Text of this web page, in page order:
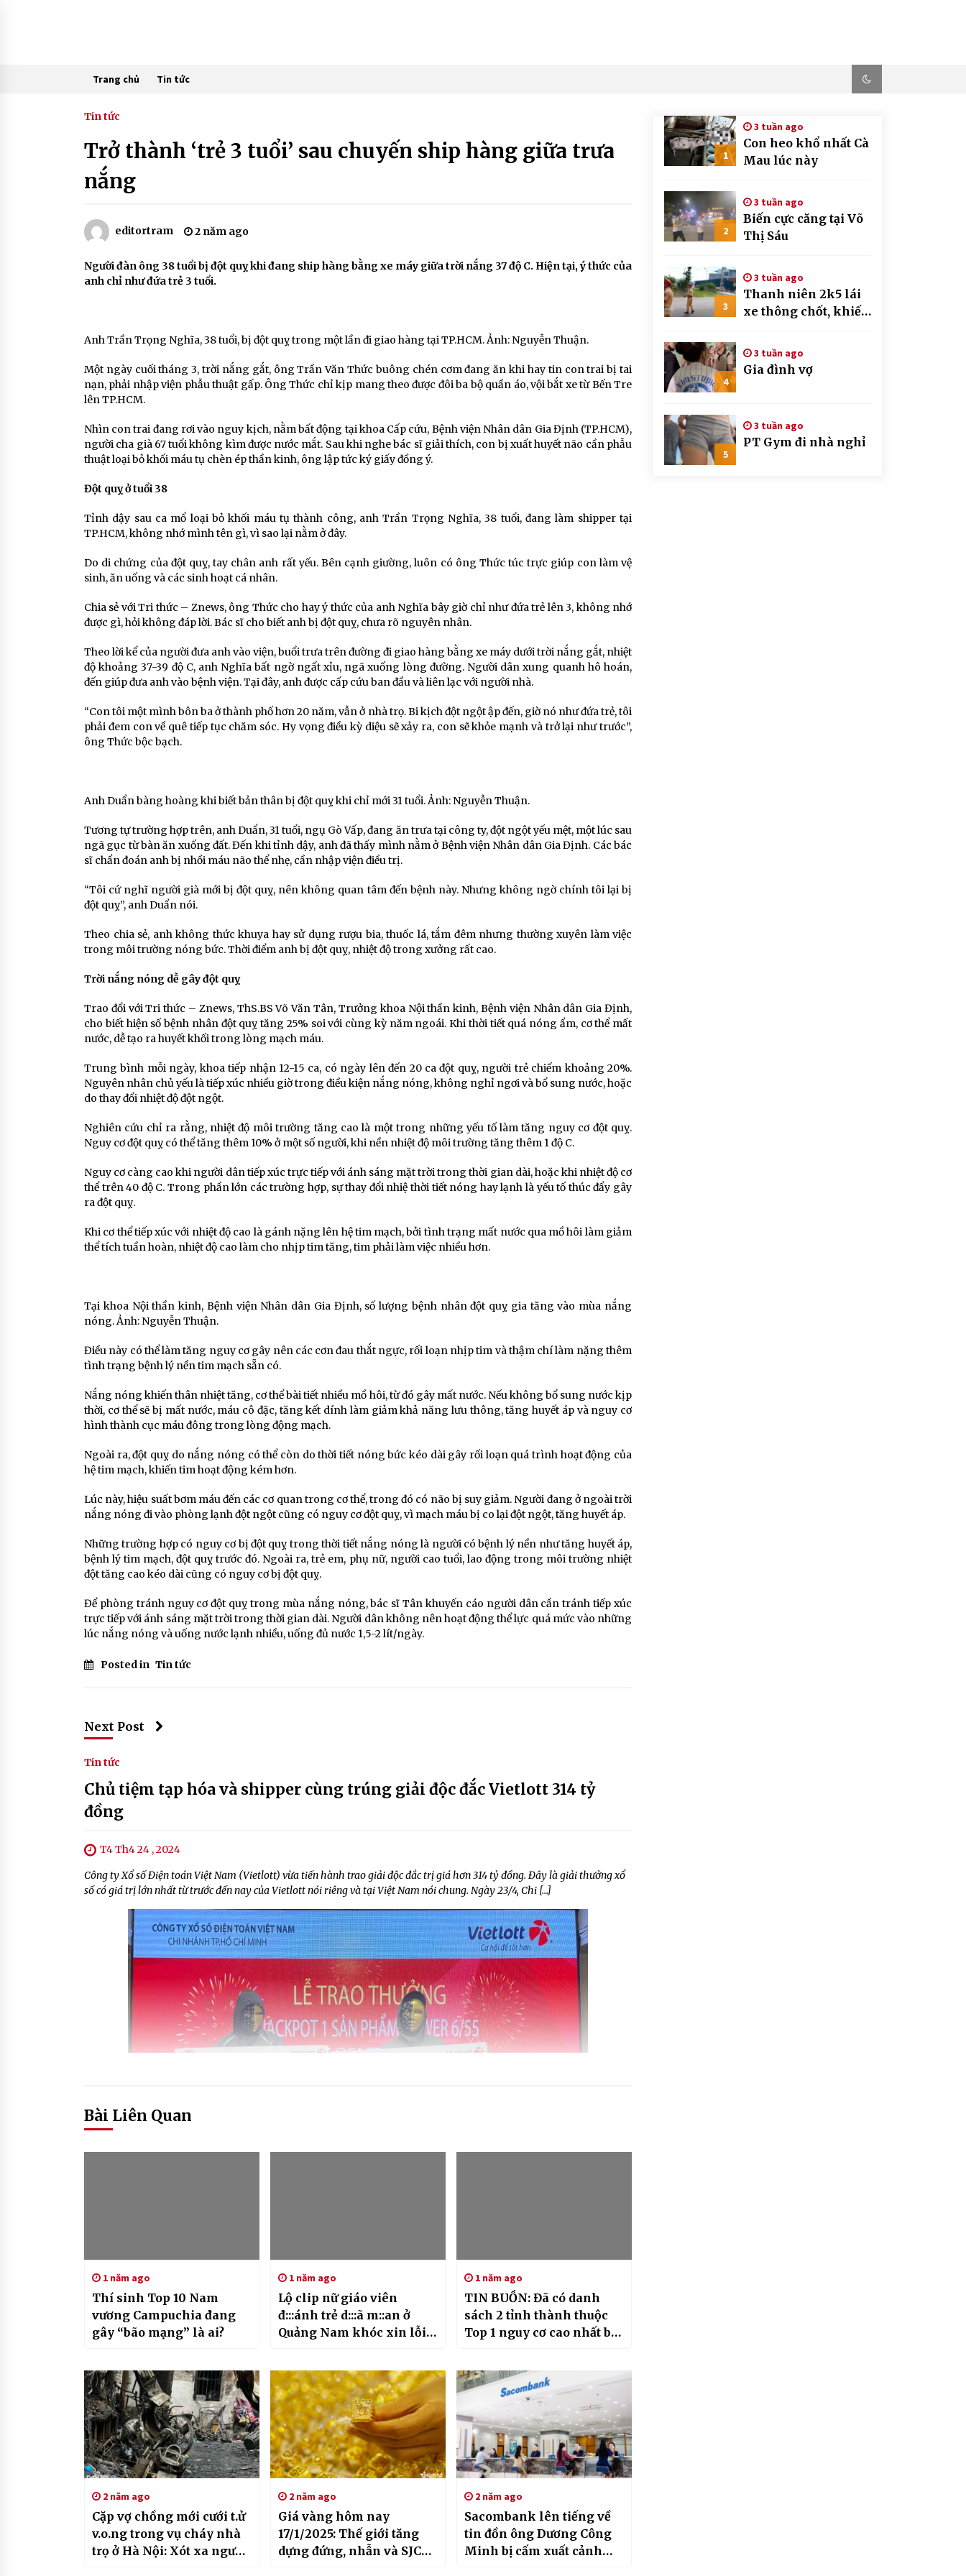
Trang chủ Tin tức
Tin tức
Trở thành ‘trẻ 3 tuổi’ sau chuyến ship hàng giữa trưa
nắng
editortram 2 năm ago
Người đàn ông 38 tuổi bị đột quỵ khi đang ship hàng bằng xe máy giữa trời nắng 37 độ C. Hiện tại, ý thức của
anh chỉ như đứa trẻ 3 tuổi.
Anh Trần Trọng Nghĩa, 38 tuổi, bị đột quỵ trong một lần đi giao hàng tại TP.HCM. Ảnh: Nguyễn Thuận.
Một ngày cuối tháng 3, trời nắng gắt, ông Trần Văn Thức buông chén cơm đang ăn khi hay tin con trai bị tai
nạn, phải nhập viện phẫu thuật gấp. Ông Thức chỉ kịp mang theo được đôi ba bộ quần áo, vội bắt xe từ Bến Tre
lên TP.HCM.
Nhìn con trai đang rơi vào nguy kịch, nằm bất động tại khoa Cấp cứu, Bệnh viện Nhân dân Gia Định (TP.HCM),
người cha già 67 tuổi không kìm được nước mắt. Sau khi nghe bác sĩ giải thích, con bị xuất huyết não cần phẫu
thuật loại bỏ khối máu tụ chèn ép thần kinh, ông lập tức ký giấy đồng ý.
Đột quỵ ở tuổi 38
Tỉnh dậy sau ca mổ loại bỏ khối máu tụ thành công, anh Trần Trọng Nghĩa, 38 tuổi, đang làm shipper tại
TP.HCM, không nhớ mình tên gì, vì sao lại nằm ở đây.
Do di chứng của đột quỵ, tay chân anh rất yếu. Bên cạnh giường, luôn có ông Thức túc trực giúp con làm vệ
sinh, ăn uống và các sinh hoạt cá nhân.
Chia sẻ với Tri thức – Znews, ông Thức cho hay ý thức của anh Nghĩa bây giờ chỉ như đứa trẻ lên 3, không nhớ
được gì, hỏi không đáp lời. Bác sĩ cho biết anh bị đột quỵ, chưa rõ nguyên nhân.
Theo lời kể của người đưa anh vào viện, buổi trưa trên đường đi giao hàng bằng xe máy dưới trời nắng gắt, nhiệt
độ khoảng 37-39 độ C, anh Nghĩa bất ngờ ngất xỉu, ngã xuống lòng đường. Người dân xung quanh hô hoán,
đến giúp đưa anh vào bệnh viện. Tại đây, anh được cấp cứu ban đầu và liên lạc với người nhà.
“Con tôi một mình bôn ba ở thành phố hơn 20 năm, vẫn ở nhà trọ. Bi kịch đột ngột ập đến, giờ nó như đứa trẻ, tôi
phải đem con về quê tiếp tục chăm sóc. Hy vọng điều kỳ diệu sẽ xảy ra, con sẽ khỏe mạnh và trở lại như trước”,
ông Thức bộc bạch.
Anh Duẩn bàng hoàng khi biết bản thân bị đột quỵ khi chỉ mới 31 tuổi. Ảnh: Nguyễn Thuận.
Tương tự trường hợp trên, anh Duẩn, 31 tuổi, ngụ Gò Vấp, đang ăn trưa tại công ty, đột ngột yếu mệt, một lúc sau
ngã gục từ bàn ăn xuống đất. Đến khi tỉnh dậy, anh đã thấy mình nằm ở Bệnh viện Nhân dân Gia Định. Các bác
sĩ chẩn đoán anh bị nhồi máu não thể nhẹ, cần nhập viện điều trị.
“Tôi cứ nghĩ người già mới bị đột quỵ, nên không quan tâm đến bệnh này. Nhưng không ngờ chính tôi lại bị
đột quỵ”, anh Duẩn nói.
Theo chia sẻ, anh không thức khuya hay sử dụng rượu bia, thuốc lá, tắm đêm nhưng thường xuyên làm việc
trong môi trường nóng bức. Thời điểm anh bị đột quỵ, nhiệt độ trong xưởng rất cao.
Trời nắng nóng dễ gây đột quỵ
Trao đổi với Tri thức – Znews, ThS.BS Võ Văn Tân, Trưởng khoa Nội thần kinh, Bệnh viện Nhân dân Gia Định,
cho biết hiện số bệnh nhân đột quỵ tăng 25% soi với cùng kỳ năm ngoái. Khi thời tiết quá nóng ẩm, cơ thể mất
nước, dễ tạo ra huyết khối trong lòng mạch máu.
Trung bình mỗi ngày, khoa tiếp nhận 12-15 ca, có ngày lên đến 20 ca đột quỵ, người trẻ chiếm khoảng 20%.
Nguyên nhân chủ yếu là tiếp xúc nhiều giờ trong điều kiện nắng nóng, không nghỉ ngơi và bổ sung nước, hoặc
do thay đổi nhiệt độ đột ngột.
Nghiên cứu chỉ ra rằng, nhiệt độ môi trường tăng cao là một trong những yếu tố làm tăng nguy cơ đột quỵ.
Nguy cơ đột quỵ có thể tăng thêm 10% ở một số người, khi nền nhiệt độ môi trường tăng thêm 1 độ C.
Nguy cơ càng cao khi người dân tiếp xúc trực tiếp với ánh sáng mặt trời trong thời gian dài, hoặc khi nhiệt độ cơ
thể trên 40 độ C. Trong phần lớn các trường hợp, sự thay đổi nhiệ thời tiết nóng hay lạnh là yếu tố thúc đẩy gây
ra đột quỵ.
Khi cơ thể tiếp xúc với nhiệt độ cao là gánh nặng lên hệ tim mạch, bởi tình trạng mất nước qua mồ hôi làm giảm
thể tích tuần hoàn, nhiệt độ cao làm cho nhịp tim tăng, tim phải làm việc nhiều hơn.
Tại khoa Nội thần kinh, Bệnh viện Nhân dân Gia Định, số lượng bệnh nhân đột quỵ gia tăng vào mùa nắng
nóng. Ảnh: Nguyễn Thuận.
Điều này có thể làm tăng nguy cơ gây nên các cơn đau thắt ngực, rối loạn nhịp tim và thậm chí làm nặng thêm
tình trạng bệnh lý nền tim mạch sẵn có.
Nắng nóng khiến thân nhiệt tăng, cơ thể bài tiết nhiều mồ hôi, từ đó gây mất nước. Nếu không bổ sung nước kịp
thời, cơ thể sẽ bị mất nước, máu cô đặc, tăng kết dính làm giảm khả năng lưu thông, tăng huyết áp và nguy cơ
hình thành cục máu đông trong lòng động mạch.
Ngoài ra, đột quỵ do nắng nóng có thể còn do thời tiết nóng bức kéo dài gây rối loạn quá trình hoạt động của
hệ tim mạch, khiến tim hoạt động kém hơn.
Lúc này, hiệu suất bơm máu đến các cơ quan trong cơ thể, trong đó có não bị suy giảm. Người đang ở ngoài trời
nắng nóng đi vào phòng lạnh đột ngột cũng có nguy cơ đột quỵ, vì mạch máu bị co lại đột ngột, tăng huyết áp.
Những trường hợp có nguy cơ bị đột quỵ trong thời tiết nắng nóng là người có bệnh lý nền như tăng huyết áp,
bệnh lý tim mạch, đột quỵ trước đó. Ngoài ra, trẻ em, phụ nữ, người cao tuổi, lao động trong môi trường nhiệt
đột tăng cao kéo dài cũng có nguy cơ bị đột quỵ.
Để phòng tránh nguy cơ đột quỵ trong mùa nắng nóng, bác sĩ Tân khuyến cáo người dân cần tránh tiếp xúc
trực tiếp với ánh sáng mặt trời trong thời gian dài. Người dân không nên hoạt động thể lực quá mức vào những
lúc nắng nóng và uống nước lạnh nhiều, uống đủ nước 1,5-2 lít/ngày.
Posted in Tin tức
Next Post
Tin tức
Chủ tiệm tạp hóa và shipper cùng trúng giải độc đắc Vietlott 314 tỷ
đồng
T4 Th4 24 , 2024
Công ty Xổ số Điện toán Việt Nam (Vietlott) vừa tiến hành trao giải độc đắc trị giá hơn 314 tỷ đồng. Đây là giải thưởng xổ
số có giá trị lớn nhất từ trước đến nay của Vietlott nói riêng và tại Việt Nam nói chung. Ngày 23/4, Chi […]
Bài Liên Quan
1 năm ago
Thí sinh Top 10 Nam
vương Campuchia đang
gây “bão mạng” là ai?
1 năm ago
Lộ clip nữ giáo viên
đ:::ánh trẻ d:::ã m::an ở
Quảng Nam khóc xin lỗi
1 năm ago
TIN BUỒN: Đã có danh
sách 2 tỉnh thành thuộc
Top 1 nguy cơ cao nhất bị
2 năm ago
Cặp vợ chồng mới cưới t.ử
v.o.ng trong vụ cháy nhà
trọ ở Hà Nội: Xót xa người
2 năm ago
Giá vàng hôm nay
17/1/2025: Thế giới tăng
dựng đứng, nhẫn và SJC
2 năm ago
Sacombank lên tiếng về
tin đồn ông Dương Công
Minh bị cấm xuất cảnh
1
3 tuần ago
Con heo khổ nhất Cà
Mau lúc này
2
3 tuần ago
Biến cực căng tại Võ
Thị Sáu
3
3 tuần ago
Thanh niên 2k5 lái
xe thông chốt, khiến
mấy giây
4
3 tuần ago
Gia đình vợ
5
3 tuần ago
PT Gym đi nhà nghỉ